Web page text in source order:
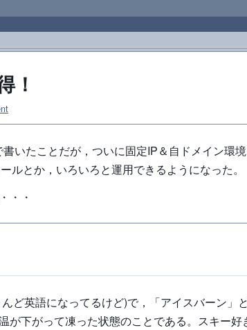
！
書いたことだが，ついに固定IP＆自ドメイン環
ルとか，いろいろと運用できるようになった。
・・
ど英語になってるけど)で，「アイスバーン」
が下がって凍った状態のことである。スキー好